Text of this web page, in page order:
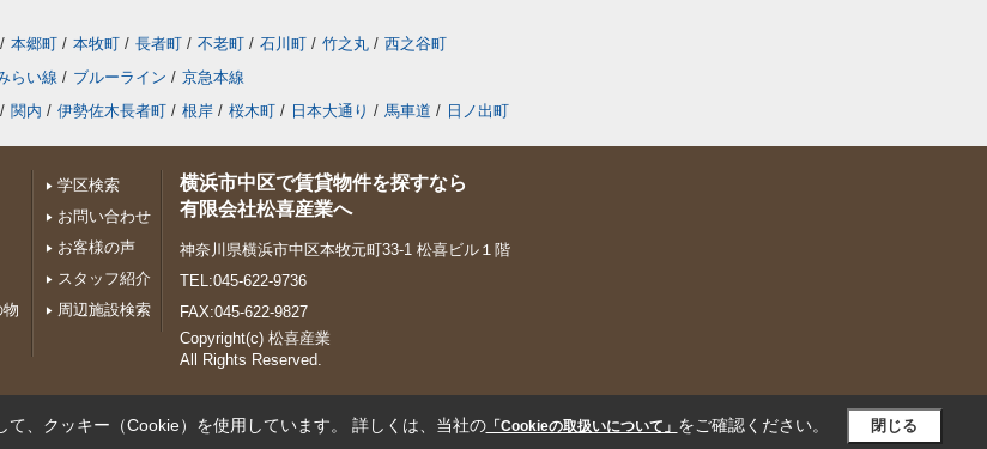
/ 本郷町 / 本牧町 / 長者町 / 不老町 / 石川町 / 竹之丸 / 西之谷町
らい線 / ブルーライン / 京急本線
/ 関内 / 伊勢佐木長者町 / 根岸 / 桜木町 / 日本大通り / 馬車道 / 日ノ出町
学区検索
お問い合わせ
お客様の声
スタッフ紹介
周辺施設検索
横浜市中区で賃貸物件を探すなら
有限会社松喜産業へ
神奈川県横浜市中区本牧元町33-1 松喜ビル１階
TEL:045-622-9736
FAX:045-622-9827
Copyright(c) 松喜産業
All Rights Reserved.
、クッキー（Cookie）を使用しています。 詳しくは、当社の「Cookieの取扱いについて」 をご確認ください。 閉じる